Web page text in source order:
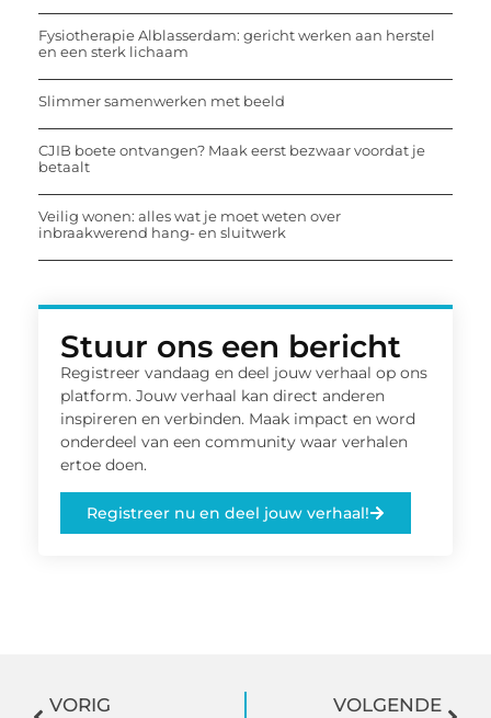
Fysiotherapie Alblasserdam: gericht werken aan herstel
en een sterk lichaam
Slimmer samenwerken met beeld
CJIB boete ontvangen? Maak eerst bezwaar voordat je
betaalt
Veilig wonen: alles wat je moet weten over
inbraakwerend hang- en sluitwerk
Stuur ons een bericht
Registreer vandaag en deel jouw verhaal op ons
platform. Jouw verhaal kan direct anderen
inspireren en verbinden. Maak impact en word
onderdeel van een community waar verhalen
ertoe doen.
Registreer nu en deel jouw verhaal!
VORIG VOLGENDE